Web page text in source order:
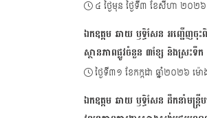
គោរពជូនសម្តេចអគ្គមហាសេនាបតី
ព្រឹទ្ធសភា និងជាប្រធានក្រុមឧត្តមប្រឹក្
ព្រះរាជាណាចក្រកម្ពុជា ក្នុងឱកាសដ៏ម
ជន្មាយុគម្រប់៧៤ ឈានចូល ៧៥ឆ្នាំ
៤ ថ្ងៃមុន ថ្ងៃទី៣ ខែសីហា ២០២៦
ឯកឧត្ដម ឆាយ ឫទ្ធិសែន អញ្ជើញចុ
ស្ថានភាពផ្លូវចំនួន ៣ខ្សែ និងស្រះទឹក
ថ្ងៃទី៣១ ខែកក្កដា ឆ្នាំ២០២៦ ម៉
ឯកឧត្តម ឆាយ ឫទ្ធិសែន ដឹកនាំមន្ដ្